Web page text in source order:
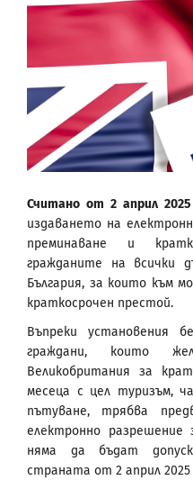
Считано от 2 април 2025
издаването на
преминаване и
гражданите на всички
България, за които към
краткосрочен престой.
Въпреки установения
граждани, които
Великобритания за
месеца с цел туризъм,
пътуване, трябва
електронно
няма да бъдат
страната от 2 април 2025